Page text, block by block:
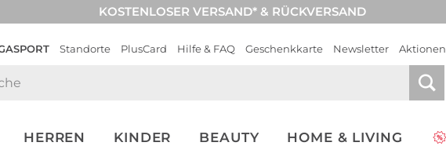
KOSTENLOSER VERSAND* & RÜCKVERSAND
Standorte PlusCard Hilfe & FAQ Geschenkkarte Newsletter Aktionen
HERREN KINDER BEAUTY HOME & LIVING